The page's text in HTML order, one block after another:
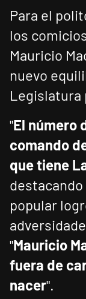
Para el
los
Mauricio
nuevo
Legislatura
"El número
comando
que tiene
popular
"Mauricio
fuera de
nacer".